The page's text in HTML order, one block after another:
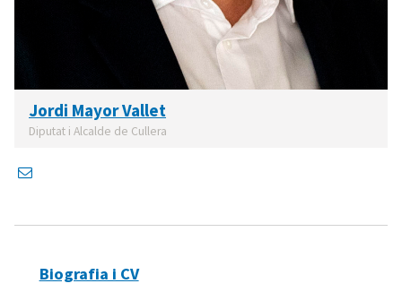
Jordi Mayor Vallet
Diputat i Alcalde de Cullera
Biografia i CV